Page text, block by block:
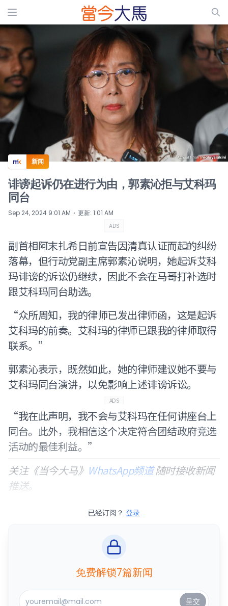
ADS
新闻
诽谤起诉仍在进行为由，郭素沁拒与艾科玛
同台
Sep 24, 2024 9:01 AM ⋅ 更新: 1:01 AM
ADS
副首相阿末扎希日前宣告因清真认证而起的纠纷
落幕，但行动党副主席郭素沁说明，她起诉艾科
玛诽谤的诉讼仍继续，因此不会在马哥打补选时
跟艾科玛同台助选。
“众所周知，我的律师已发出律师函，这是起诉
艾科玛的前奏。艾科玛的律师已跟我的律师取得
联系。”
郭素沁表示，既然如此，她的律师建议她不要与
艾科玛同台演讲，以免影响上述诽谤诉讼。
ADS
“我在此声明，我不会与艾科玛在任何讲座台上
同台。此外，我相信这个决定符合团结政府竞选
活动的最佳利益。”
关注《当今大马》 WhatsApp频道随时接收新闻
推送。
已经订阅？ 登录
免费解锁7篇新闻